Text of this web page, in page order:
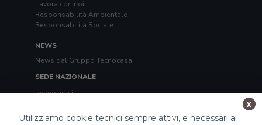
Lavora con noi
Responsabilità Ambientale
Responsabilità Sociale
NEWS
News dal Gruppo Tecnocasa
SEDE NAZIONALE
tecnocasa.it
kiron.it
Utilizziamo cookie tecnici sempre attivi, e necessari al
x